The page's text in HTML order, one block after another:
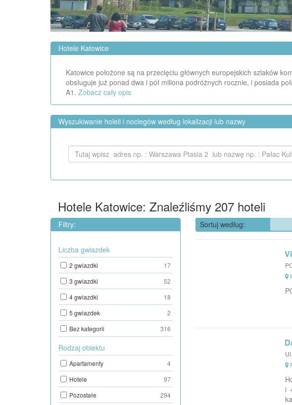
Hotele Katowice
Katowice położone są na przecięciu głównych europejskich szlaków
obsługuje już ponad dwa i pół miliona podróżnych rocznie, i posiada
A1. Zobacz cały opis
Wyszukiwanie holeli i noclegów według lokalizacji lub nazwy
Hotele Katowice: Znaleźliśmy 207 hoteli
Filtry:
Liczba gwiazdek
2 gwiazdki
17
3 gwiazdki
52
4 gwiazdki
18
5 gwiazdek
2
Bez kategorii
316
Rodzaj obiektu
Apartamenty
4
Hotele
97
Pozostałe
294
Sortuj według:
i